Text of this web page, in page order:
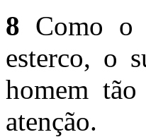
8 Como o
esterco, o
homem
atenção.